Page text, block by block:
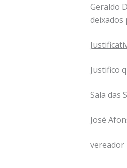
Geraldo
deixados
Justifico
Sala das
José
vereador